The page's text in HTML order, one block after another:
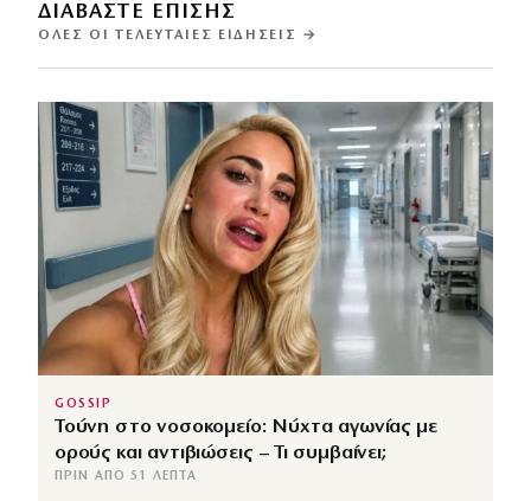
ΔΙΑΒΑΣΤΕ ΕΠΙΣΗΣ
ΌΛΕΣ ΟΙ ΤΕΛΕΥΤΑΊΕΣ ΕΙΔΉΣΕΙΣ →
GOSSIP
Τούνη στο νοσοκομείο: Νύχτα αγωνίας με
ορούς και αντιβιώσεις – Τι συμβαίνει;
ΠΡΙΝ ΑΠΌ 51 ΛΕΠΤΆ